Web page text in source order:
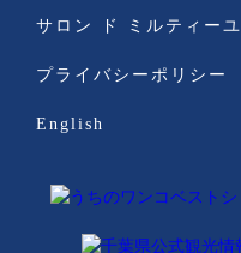
サロン ド ミルティーユ
プライバシーポリシー
English